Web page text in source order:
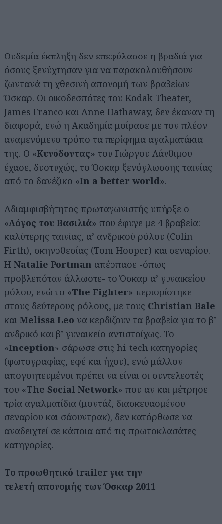
Ουδεμία έκπληξη δεν επεφύλασσε η βραδιά για
όσους ξενύχτησαν για να παρακολουθήσουν
ζωντανά τη χθεσινή απονομή των βραβείων
Όσκαρ. Οι οικοδεσπότες του Kodak Theater,
James Franco και Anne Hathaway, δεν έκαναν τη
διαφορά, ενώ η Ακαδημία μοίρασε με τον πλέον
αναμενόμενο τρόπο τα περίφημα αγαλματάκια
της. Ο «Κυνόδοντας» του Γιώργου Λάνθιμου
έχασε, δυστυχώς, το Όσκαρ ξενόγλωσσης ταινίας
από το δανέζικο «In a better world».
Αδιαμφισβήτητος πρωταγωνιστής υπήρξε ο
«Λόγος του Βασιλιά» που έφυγε με 4 βραβεία:
καλύτερης ταινίας, α’ ανδρικού ρόλου (Colin
Firth), σκηνοθεσίας (Tom Hooper) και σεναρίου.
Η Natalie Portman απέσπασε -όπως
προβλεπόταν άλλωστε- το Όσκαρ α’ γυναικείου
ρόλου, ενώ το «The Fighter» περιορίστηκε
στους δεύτερους ρόλους, με τους Christian Bale
και Melissa Leo να κερδίζουν τα βραβεία για το β’
ανδρικό και β’ γυναικείο αντιστοίχως. Το
«Ιnception» σάρωσε στις hi-tech κατηγορίες
(φωτογραφίας, εφέ και ήχου), ενώ μάλλον
απογοητευμένοι πρέπει να είναι οι συντελεστές
του «The Social Network» που αν και μέτρησε
τρία αγαλματίδια (μοντάζ, διασκευασμένου
σεναρίου και σάουντρακ), δεν κατόρθωσε να
αναδειχτεί σε κάποια από τις πρωτοκλασάτες
κατηγορίες.
Το προωθητικό trailer για την
τελετή απονομής των Όσκαρ 2011